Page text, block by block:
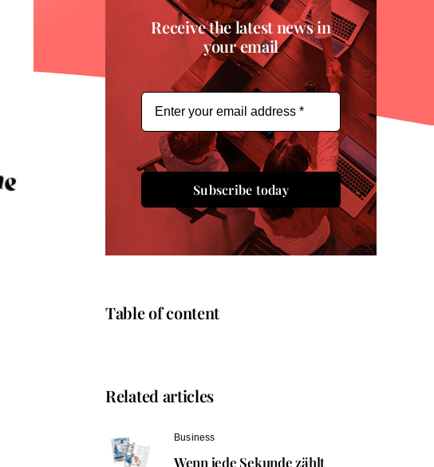
Receive the latest news in
your email
Subscribe today
Table of content
Related articles
Business
Wenn jede Sekunde zählt